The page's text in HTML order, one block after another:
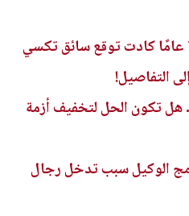
حيلة من اطفال بعمر 11 عامًا كادت توقع سائق تكسي
تكون الحل لتخفيف أزمة
الوكيل سبب تدخل رجال